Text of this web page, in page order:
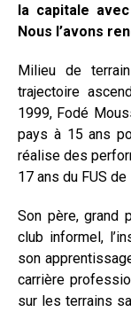
la capitale
Nous l’avons
Milieu de
trajectoire
1999, Fodé
pays à 15 ans
réalise des
17 ans du FUS de
Son père, grand
club informel,
son
carrière
sur les terrains